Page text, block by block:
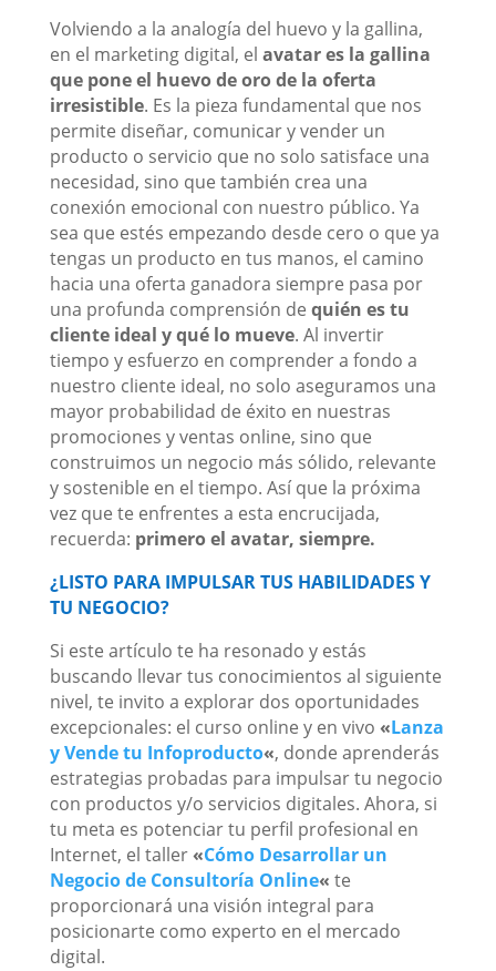
Volviendo a la analogía del huevo y la gallina,
en el marketing digital, el avatar es la gallina
que pone el huevo de oro de la oferta
irresistible. Es la pieza fundamental que nos
permite diseñar, comunicar y vender un
producto o servicio que no solo satisface una
necesidad, sino que también crea una
conexión emocional con nuestro público. Ya
sea que estés empezando desde cero o que ya
tengas un producto en tus manos, el camino
hacia una oferta ganadora siempre pasa por
una profunda comprensión de quién es tu
cliente ideal y qué lo mueve. Al invertir
tiempo y esfuerzo en comprender a fondo a
nuestro cliente ideal, no solo aseguramos una
mayor probabilidad de éxito en nuestras
promociones y ventas online, sino que
construimos un negocio más sólido, relevante
y sostenible en el tiempo. Así que la próxima
vez que te enfrentes a esta encrucijada,
recuerda: primero el avatar, siempre.
¿LISTO PARA IMPULSAR TUS HABILIDADES Y
TU NEGOCIO?
Si este artículo te ha resonado y estás
buscando llevar tus conocimientos al siguiente
nivel, te invito a explorar dos oportunidades
excepcionales: el curso online y en vivo «Lanza
y Vende tu Infoproducto«, donde aprenderás
estrategias probadas para impulsar tu negocio
con productos y/o servicios digitales. Ahora, si
tu meta es potenciar tu perfil profesional en
Internet, el taller«Cómo Desarrollar un
Negocio de Consultoría Online« te
proporcionará una visión integral para
posicionarte como experto en el mercado
digital.